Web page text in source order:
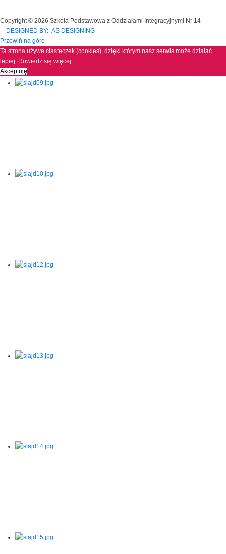
Copyright © 2026 Szkoła Podstawowa z Oddziałami Integracyjnymi Nr 14
DESIGNED BY: AS DESIGNING
Przewiń na górę
Ta strona używa ciasteczek (cookies), dzięki którym nasz serwis może działać
lepiej. Dowiedz się więcej
Akceptuję